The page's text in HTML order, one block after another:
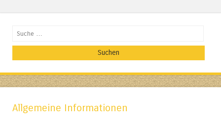
Suchen
Allgemeine Informationen